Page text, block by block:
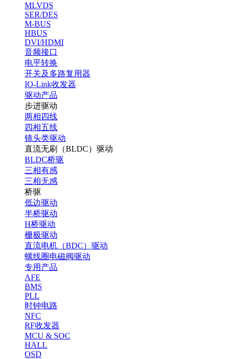
MLVDS
SER/DES
M-BUS
HBUS
DVI/HDMI
音频接口
电平转换
开关及多路复用器
IO-Link收发器
驱动产品
步进驱动
两相四线
四相五线
镜头类驱动
直流无刷（BLDC）驱动
BLDC桥驱
三相有感
三相无感
桥驱
低边驱动
半桥驱动
H桥驱动
栅极驱动
直流电机（BDC）驱动
螺线圈电磁阀驱动
专用产品
AFE
BMS
PLL
时钟电路
NFC
RF收发器
MCU & SOC
HALL
OSD